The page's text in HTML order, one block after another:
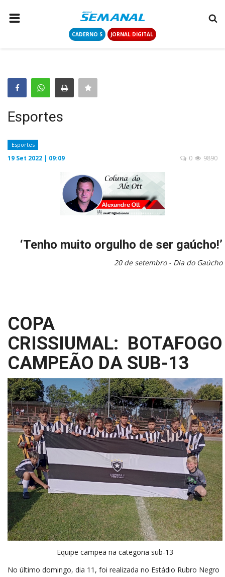
CADERNO S JORNAL DIGITAL
COLUNISTAS
CONTATO
LOGIN
CADASTRAR
JORNAL DIGITAL
Esportes
Esportes
19 Set 2022 | 09:09 9890
0
‘Tenho muito orgulho de ser gaúcho!’
20 de setembro - Dia do Gaúcho
COPA
CRISSIUMAL: BOTAFOGO
CAMPEÃO DA SUB-13
Equipe campeã na categoria sub-13
No último domingo, dia 11, foi realizada no Estádio Rubro Negro